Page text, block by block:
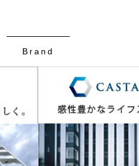
Brand